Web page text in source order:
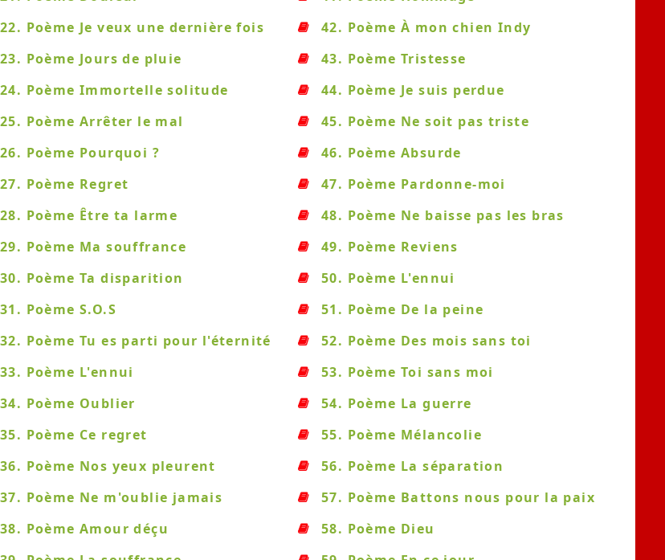
22. Poème Je veux une dernière fois
23. Poème Jours de pluie
24. Poème Immortelle solitude
25. Poème Arrêter le mal
26. Poème Pourquoi ?
27. Poème Regret
28. Poème Être ta larme
29. Poème Ma souffrance
30. Poème Ta disparition
31. Poème S.O.S
32. Poème Tu es parti pour l'éternité
33. Poème L'ennui
34. Poème Oublier
35. Poème Ce regret
36. Poème Nos yeux pleurent
37. Poème Ne m'oublie jamais
38. Poème Amour déçu
42. Poème À mon chien Indy
43. Poème Tristesse
44. Poème Je suis perdue
45. Poème Ne soit pas triste
46. Poème Absurde
47. Poème Pardonne-moi
48. Poème Ne baisse pas les bras
49. Poème Reviens
50. Poème L'ennui
51. Poème De la peine
52. Poème Des mois sans toi
53. Poème Toi sans moi
54. Poème La guerre
55. Poème Mélancolie
56. Poème La séparation
57. Poème Battons nous pour la paix
58. Poème Dieu